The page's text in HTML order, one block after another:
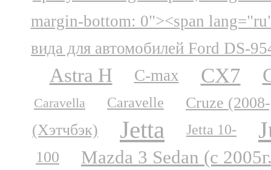
margin-bottom: 0"><span
вида для автомобилей Ford DS-
Astra H C-max CX7
Caravella Caravelle
Cruze
(Хэтчбэк)
Jetta Jetta 10-
100 Mazda 3 Sedan (с